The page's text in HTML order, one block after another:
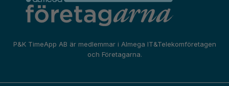
P&K TimeApp AB är medlemmar i Almega IT&Telekomföretagen
och Företagarna.